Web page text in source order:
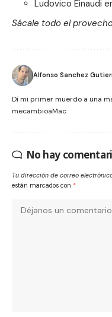
Ludovico Einaudi
Sácale todo el
Alfonso Sanchez
Dí mi primer muerdo a una
mecambioaMac
No hay
Tu dirección de correo
están marcados con *